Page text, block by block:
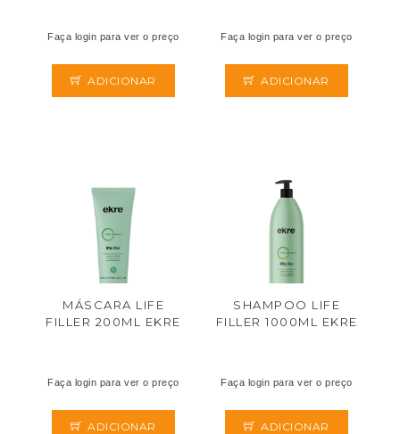
Faça login para ver o preço
ADICIONAR
Faça login para ver o preço
ADICIONAR
MÁSCARA LIFE
FILLER 200ML EKRE
Faça login para ver o preço
ADICIONAR
SHAMPOO LIFE
FILLER 1000ML EKRE
Faça login para ver o preço
ADICIONAR